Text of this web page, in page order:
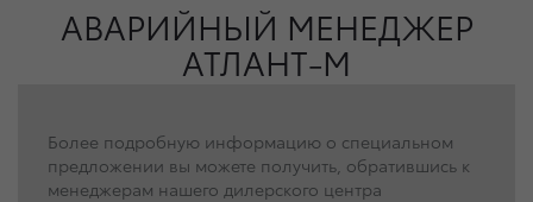
АВАРИЙНЫЙ МЕНЕДЖЕР
АТЛАНТ‑М
Более подробную информацию о специальном
предложении вы можете получить, обратившись к
менеджерам нашего дилерского центра